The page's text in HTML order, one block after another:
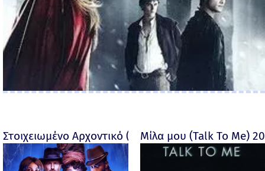
Στοιχειωμένο Αρχοντικό (Haunted Mansion) - 2023
Μίλα μου (Talk To Me)